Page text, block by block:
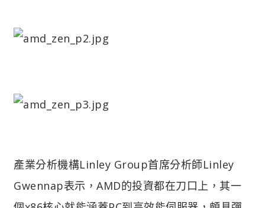
產業分析機構Linley Group首席分析師Linley
Gwennap表示，AMD的投資都在刀口上，其一